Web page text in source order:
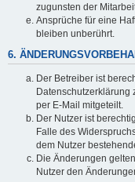
zugunsten der
Ansprüche für eine
bleiben unberührt.
6.
Der Betreiber ist
Datenschutzerklärung
per E-Mail mitgeteilt.
Der Nutzer ist
Falle des
dem Nutzer
Die Änderungen
Nutzer den